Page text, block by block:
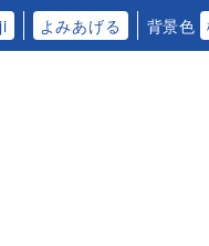
よみあげる 背景色